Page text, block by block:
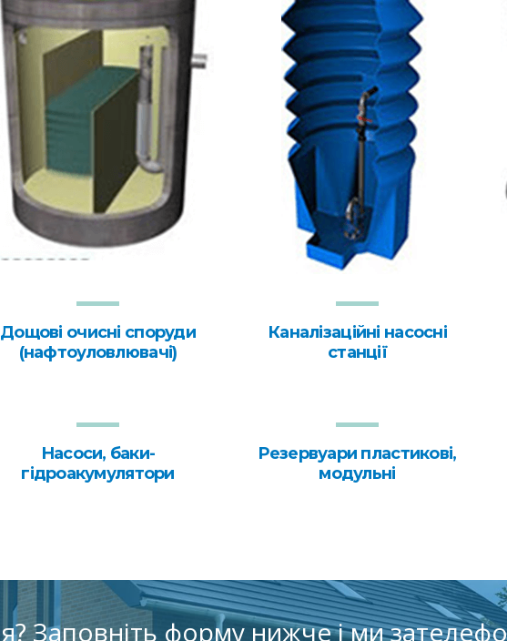
Дощові очисні споруди
(нафтоуловлювачі)
Каналізаційні насосні
станції
Наcоси, баки-
гідроакумулятори
Резервуари пластикові,
модульні
Заповніть форму нижче і ми